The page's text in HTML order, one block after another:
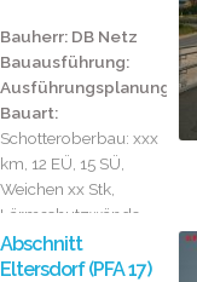
Bauherr: DB Netz
Bauausführung:
Ausführungsplanung:
Bauart:
Schotteroberbau: xxx
km, 12 EÜ, 15 SÜ,
Weichen xx Stk,
Lärmschutzwände...
Abschnitt
Eltersdorf (PFA 17)